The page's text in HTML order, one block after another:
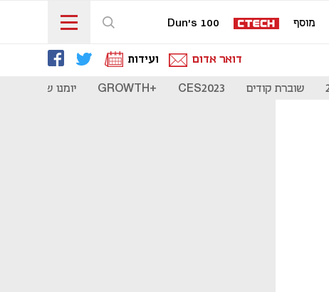
מוסף Dun's 100
דואר אדום ועידות
שוברת קודים CES2023
+GROWTH יומנו של